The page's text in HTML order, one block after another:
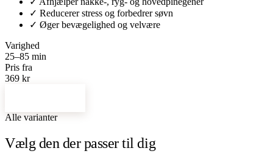
✓ Reducerer stress og forbedrer søvn
✓ Øger bevægelighed og velvære
Varighed
25–85 min
Pris fra
369 kr
Alle varianter
Vælg den der passer til dig